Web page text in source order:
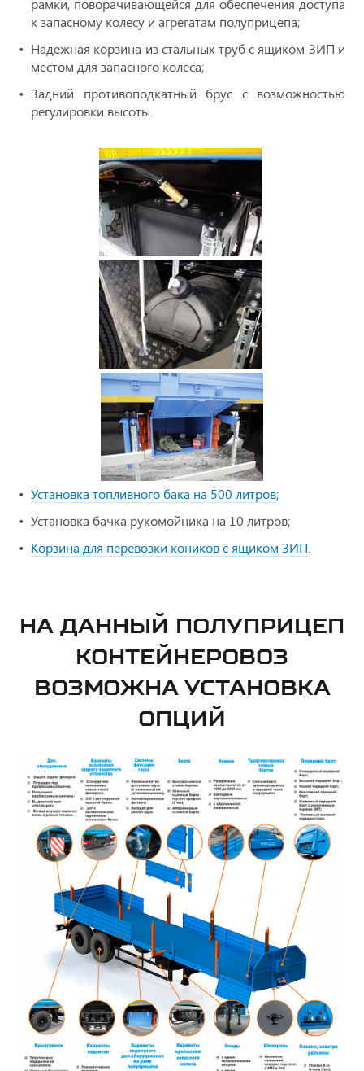
рамки, поворачивающейся для обеспечения доступа
к запасному колесу и агрегатам полуприцепа;
Надежная корзина из стальных труб с ящиком ЗИП и
местом для запасного колеса;
Задний противоподкатный брус с возможностью
регулировки высоты.
Установка топливного бака на 500 литров;
Установка бачка рукомойника на 10 литров;
Корзина для перевозки коников с ящиком ЗИП
НА ДАННЫЙ ПОЛУПРИЦЕП
КОНТЕЙНЕРОВОЗ
ВОЗМОЖНА УСТАНОВКА
ОПЦИЙ